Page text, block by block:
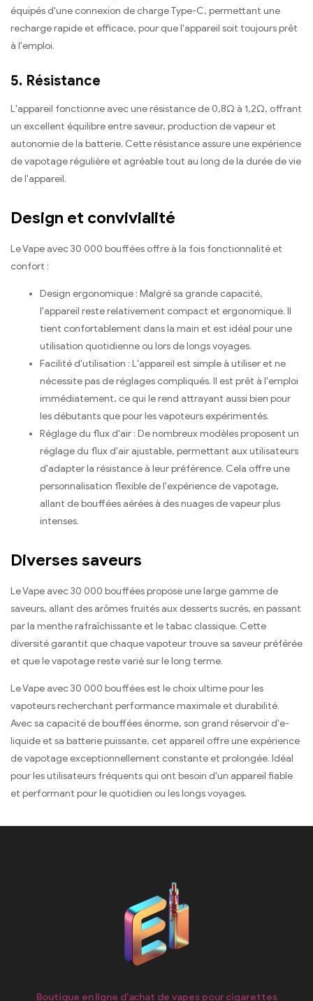
équipés d'une connexion de charge Type-C, permettant une
recharge rapide et efficace, pour que l'appareil soit toujours prêt
à l'emploi.
5. Résistance
L'appareil fonctionne avec une résistance de 0,8Ω à 1,2Ω, offrant
un excellent équilibre entre saveur, production de vapeur et
autonomie de la batterie. Cette résistance assure une expérience
de vapotage régulière et agréable tout au long de la durée de vie
de l'appareil.
Design et convivialité
Le Vape avec 30 000 bouffées offre à la fois fonctionnalité et
confort :
Design ergonomique : Malgré sa grande capacité,
l'appareil reste relativement compact et ergonomique. Il
tient confortablement dans la main et est idéal pour une
utilisation quotidienne ou lors de longs voyages.
Facilité d'utilisation : L'appareil est simple à utiliser et ne
nécessite pas de réglages compliqués. Il est prêt à l'emploi
immédiatement, ce qui le rend attrayant aussi bien pour
les débutants que pour les vapoteurs expérimentés.
Réglage du flux d'air : De nombreux modèles proposent un
réglage du flux d'air ajustable, permettant aux utilisateurs
d'adapter la résistance à leur préférence. Cela offre une
personnalisation flexible de l'expérience de vapotage,
allant de bouffées aérées à des nuages de vapeur plus
intenses.
Diverses saveurs
Le Vape avec 30 000 bouffées propose une large gamme de
saveurs, allant des arômes fruités aux desserts sucrés, en passant
par la menthe rafraîchissante et le tabac classique. Cette
diversité garantit que chaque vapoteur trouve sa saveur préférée
et que le vapotage reste varié sur le long terme.
Le Vape avec 30 000 bouffées est le choix ultime pour les
vapoteurs recherchant performance maximale et durabilité.
Avec sa capacité de bouffées énorme, son grand réservoir d'e-
liquide et sa batterie puissante, cet appareil offre une expérience
de vapotage exceptionnellement constante et prolongée. Idéal
pour les utilisateurs fréquents qui ont besoin d'un appareil fiable
et performant pour le quotidien ou les longs voyages.
Boutique en ligne d'achat de vapes pour cigarettes